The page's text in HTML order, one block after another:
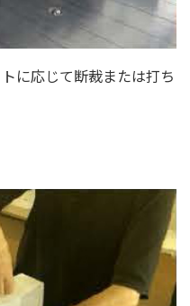
に応じて断裁または打ち